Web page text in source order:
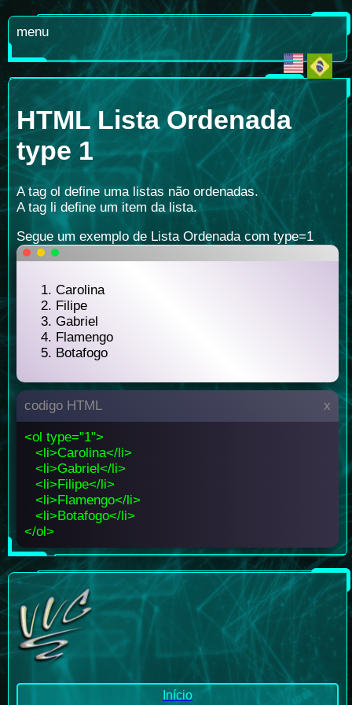
menu
HTML Lista Ordenada
type 1
A tag ol define uma listas não ordenadas.
A tag li define um item da lista.
Segue um exemplo de Lista Ordenada com type=1
Carolina
Filipe
Gabriel
Flamengo
Botafogo
codigo HTML x
<ol type="1">
<li>Carolina</li>
<li>Gabriel</li>
<li>Filipe</li>
<li>Flamengo</li>
<li>Botafogo</li>
</ol>
Início